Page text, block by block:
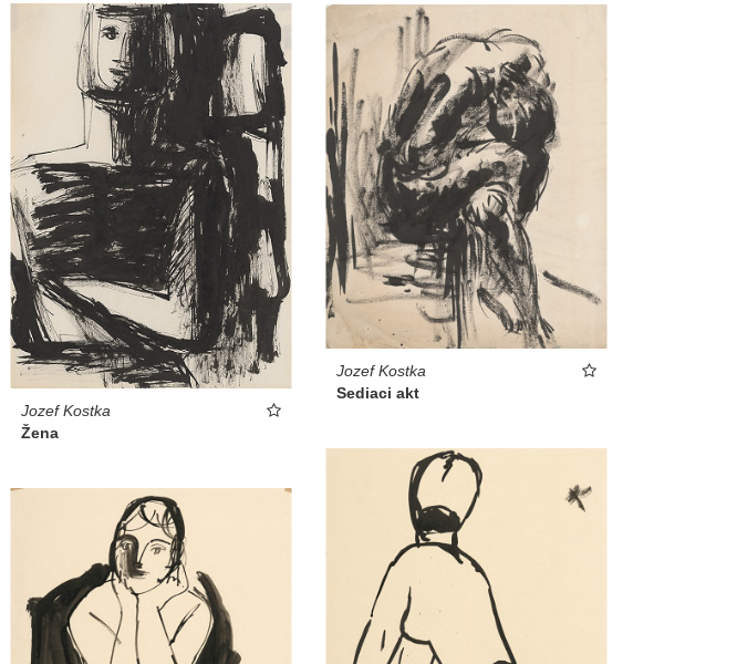
Jozef Kostka
Žena
Jozef Kostka
Sediaci akt